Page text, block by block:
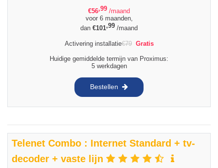
€56,99 /maand
voor 6 maanden,
dan €101,99 /maand
Activering installatie€79 Gratis
Huidige gemiddelde termijn van Proximus:
5 werkdagen
Bestellen
Telenet Combo : Internet Standard + tv-
decoder + vaste lijn